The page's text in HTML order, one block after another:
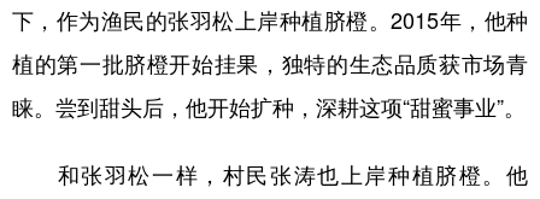
下，作为渔民的张羽松上岸种植脐橙。2015年，他种
植的第一批脐橙开始挂果，独特的生态品质获市场青
睐。尝到甜头后，他开始扩种，深耕这项“甜蜜事业”。
和张羽松一样，村民张涛也上岸种植脐橙。他